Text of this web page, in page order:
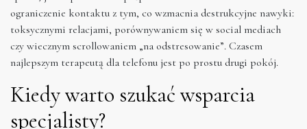
ograniczenie kontaktu z tym, co wzmacnia destrukcyjne nawyki:
toksycznymi relacjami, porównywaniem się w social mediach
czy wiecznym scrollowaniem „na odstresowanie”. Czasem
najlepszym terapeutą dla telefonu jest po prostu drugi pokój.
Kiedy warto szukać wsparcia
specjalisty?